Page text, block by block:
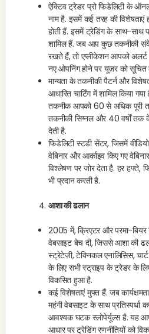
ऐक्टिव ट्रेडर प्रो फिडेलिटी के
नाम है. इसमें कई तरह की विशेषताएं
होती हैं. इसमें ट्रेडिंग के साथ-साथ
शामिल हैं. जब आप कुछ तकनीकी
रखते हैं, तो एप्लीकेशन आपको
नए ओपनिंग होने पर यूज़र को सूचित
मान्यता के तकनीकी पैटर्न और
आधारित चार्टिंग में शामिल किया
तकनीक आपको 60 से अधिक पूरी
तकनीकी सिग्नल और 40 वर्षों तक
देती है.
फिडेलिटी स्टडी सेंटर, जिसमें
वेबिनार और आर्काइव किए गए
विश्लेषण पर जोर देता है. हर हफ्ते,
भी प्रदान करती है.
आशा की ढलान
2005 में, क्रिएटर और परमा-बियर
वेबसाइट बेच दी, जिससे आशा की
स्ट्रेटेजी, टेक्निकल एनालिसिस,
के लिए सभी स्ट्राइप के ट्रेडर के
विकसित हुआ है.
कई विशेषताएं मुफ्त हैं. जब
महंगी वेबसाइट के साथ प्रतिस्पर्धा
आवश्यक घटक स्लोपेर्यूल्स है. यह
आधार पर ट्रेडिंग रणनीतियों को